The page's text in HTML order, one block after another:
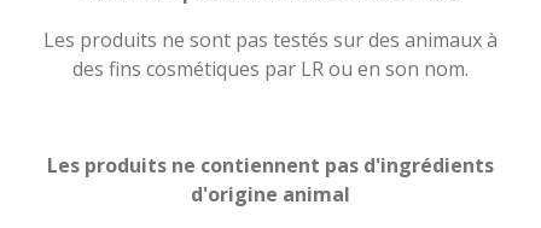
Les produits ne sont pas testés sur des animaux à
des fins cosmétiques par LR ou en son nom.
Les produits ne contiennent pas d'ingrédients
d'origine animal